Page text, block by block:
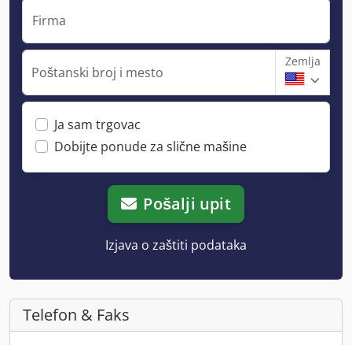
Firma
Poštanski broj i mesto
Zemlja
Ja sam trgovac
Dobijte ponude za slične mašine
Pošalji upit
Izjava o zaštiti podataka
Telefon & Faks